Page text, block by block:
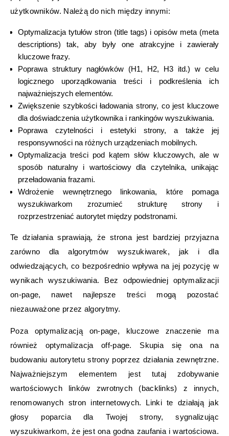
użytkowników. Należą do nich między innymi:
Optymalizacja tytułów stron (title tags) i opisów meta (meta
descriptions) tak, aby były one atrakcyjne i zawierały
kluczowe frazy.
Poprawa struktury nagłówków (H1, H2, H3 itd.) w celu
logicznego uporządkowania treści i podkreślenia ich
najważniejszych elementów.
Zwiększenie szybkości ładowania strony, co jest kluczowe
dla doświadczenia użytkownika i rankingów wyszukiwania.
Poprawa czytelności i estetyki strony, a także jej
responsywności na różnych urządzeniach mobilnych.
Optymalizacja treści pod kątem słów kluczowych, ale w
sposób naturalny i wartościowy dla czytelnika, unikając
przeładowania frazami.
Wdrożenie wewnętrznego linkowania, które pomaga
wyszukiwarkom zrozumieć strukturę strony i
rozprzestrzeniać autorytet między podstronami.
Te działania sprawiają, że strona jest bardziej przyjazna
zarówno dla algorytmów wyszukiwarek, jak i dla
odwiedzających, co bezpośrednio wpływa na jej pozycję w
wynikach wyszukiwania. Bez odpowiedniej optymalizacji
on-page, nawet najlepsze treści mogą pozostać
niezauważone przez algorytmy.
Poza optymalizacją on-page, kluczowe znaczenie ma
również optymalizacja off-page. Skupia się ona na
budowaniu autorytetu strony poprzez działania zewnętrzne.
Najważniejszym elementem jest tutaj zdobywanie
wartościowych linków zwrotnych (backlinks) z innych,
renomowanych stron internetowych. Linki te działają jak
głosy poparcia dla Twojej strony, sygnalizując
wyszukiwarkom, że jest ona godna zaufania i wartościowa.